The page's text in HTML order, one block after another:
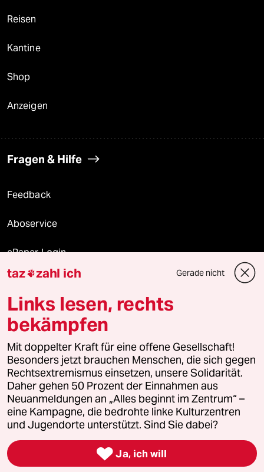
Reisen
Kantine
Shop
Anzeigen
Fragen & Hilfe
Feedback
Aboservice
ePaper Login
Downloads für Abonnierende
© 2026 taz Verlags und Vertriebs GmbH
Alle Rechte vorbehalten. Bei rechtlichen Fragen oder für Genehmigungen
wenden Sie sich bitte an lizenzen@taz.de
Feedback Redaktionsstatut Kommune-Richtlinien
Leitlinie Informant Datenschutz Impressum AGB
Seitenwende Einwilligungen widerrufen (Ads)
taz zahl ich Gerade nicht
Links lesen, rechts
bekämpfen
Mit doppelter Kraft für eine offene Gesellschaft!
Besonders jetzt brauchen Menschen, die sich gegen
Rechtsextremismus einsetzen, unsere Solidarität.
Daher gehen 50 Prozent der Einnahmen aus
Neuanmeldungen an „Alles beginnt im Zentrum“ –
eine Kampagne, die bedrohte linke Kulturzentren
und Jugendorte unterstützt. Sind Sie dabei?
 Ja, ich will